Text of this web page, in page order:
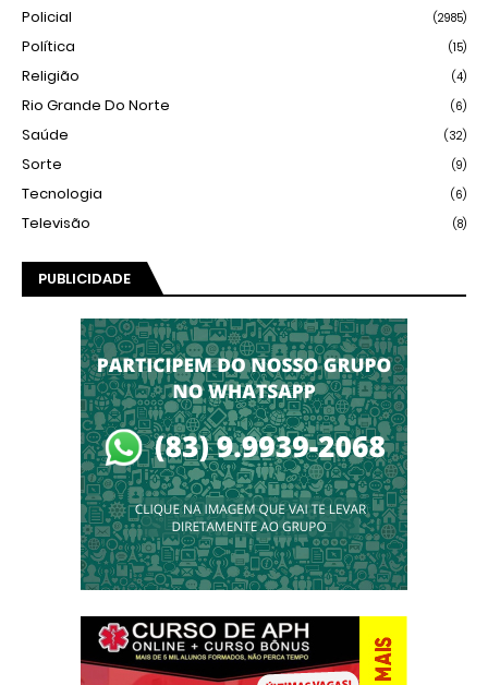
Policial (2985)
Política (15)
Religião (4)
Rio Grande Do Norte (6)
Saúde (32)
Sorte (9)
Tecnologia (6)
Televisão (8)
PUBLICIDADE